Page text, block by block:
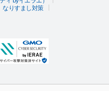
なりすまし対策